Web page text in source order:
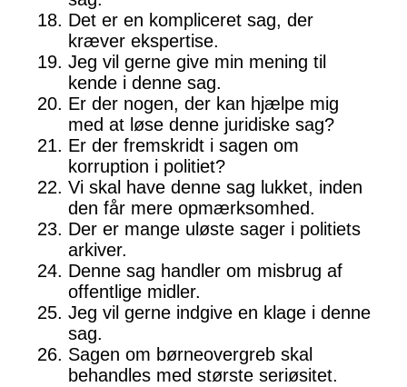
Det er en kompliceret sag, der
kræver ekspertise.
Jeg vil gerne give min mening til
kende i denne sag.
Er der nogen, der kan hjælpe mig
med at løse denne juridiske sag?
Er der fremskridt i sagen om
korruption i politiet?
Vi skal have denne sag lukket, inden
den får mere opmærksomhed.
Der er mange uløste sager i politiets
arkiver.
Denne sag handler om misbrug af
offentlige midler.
Jeg vil gerne indgive en klage i denne
sag.
Sagen om børneovergreb skal
behandles med største seriøsitet.